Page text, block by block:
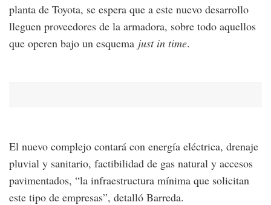
planta de Toyota, se espera que a este nuevo desarrollo
lleguen proveedores de la armadora, sobre todo aquellos
que operen bajo un esquema just in time.
El nuevo complejo contará con energía eléctrica, drenaje
pluvial y sanitario, factibilidad de gas natural y accesos
pavimentados, “la infraestructura mínima que solicitan
este tipo de empresas”, detalló Barreda.